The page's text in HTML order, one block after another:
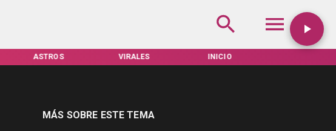
ASTROS VIRALES INICIO
MÁS SOBRE ESTE TEMA